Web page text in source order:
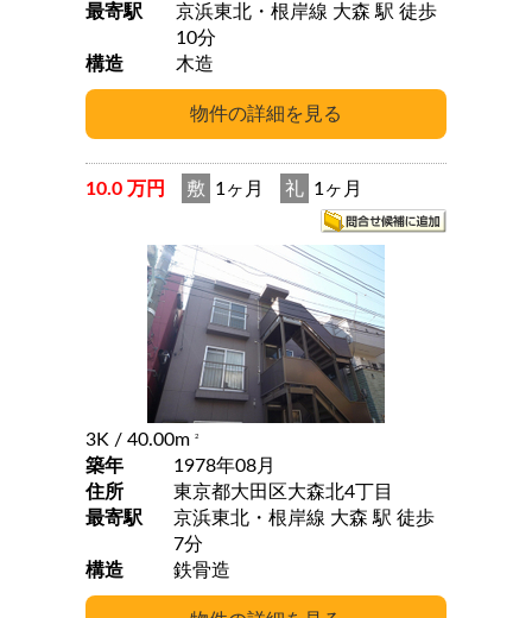
最寄駅
京浜東北・根岸線 大森 駅 徒歩
10分
構造
木造
10.0 万円 敷 1ヶ月 礼 1ヶ月
3K / 40.00m 2
築年
1978年08月
住所
東京都大田区大森北4丁目
最寄駅
京浜東北・根岸線 大森 駅 徒歩
7分
構造
鉄骨造